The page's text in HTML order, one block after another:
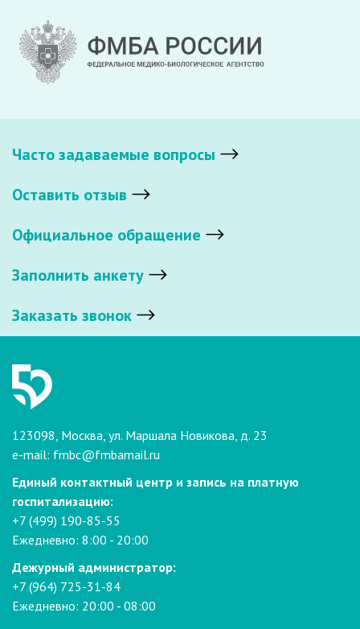
Часто задаваемые вопросы
Оставить отзыв
Официальное обращение
Заполнить анкету
Заказать звонок
123098, Москва, ул. Маршала Новикова, д. 23
e-mail: fmbc@fmbamail.ru
Единый контактный центр и запись на платную
госпитализацию:
+7 (499) 190-85-55
Ежедневно: 8:00 - 20:00
Дежурный администратор:
+7 (964) 725-31-84
Ежедневно: 20:00 - 08:00